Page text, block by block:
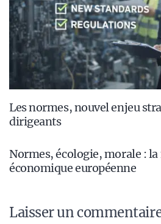
Les normes, nouvel enjeu
dirigeants
Normes, écologie, morale :
économique européenne
Laisser un